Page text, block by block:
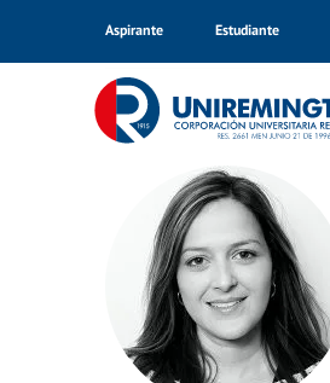
Aspirante Estudiante
Inicio Nuestro Equipo